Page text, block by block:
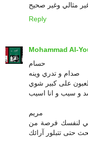
مثالي وغير صحيح
Reply
Mohammad Al-
حسام
صدام و تدري وينه
على كبير شوي
و سيب و انا اسيب
مريم
لنفسك فرصة من
حتى تتبلور آرائك